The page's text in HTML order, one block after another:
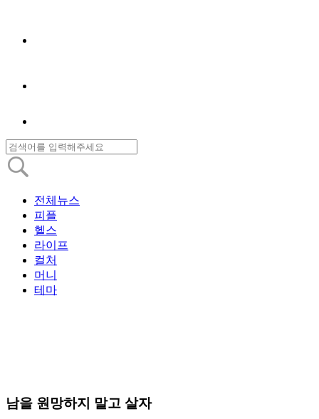
전체뉴스
피플
헬스
라이프
컬처
머니
테마
남을 원망하지 말고 살자